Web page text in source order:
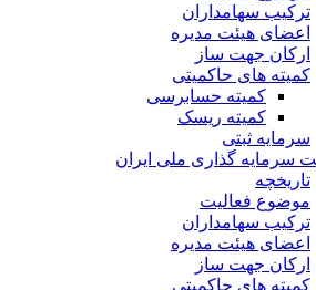
ترکیب سهامداران
اعضای هیئت مدیره
ارکان جهت ساز
کمیته های حاکمیتی
کمیته حسابرسی
کمیته ریسک
سرمایه ثبتی
سرمایه گذاری ملی ایران
تاریخچه
موضوع فعالیت
ترکیب سهامداران
اعضای هیئت مدیره
ارکان جهت ساز
کمیته های حاکمیتی